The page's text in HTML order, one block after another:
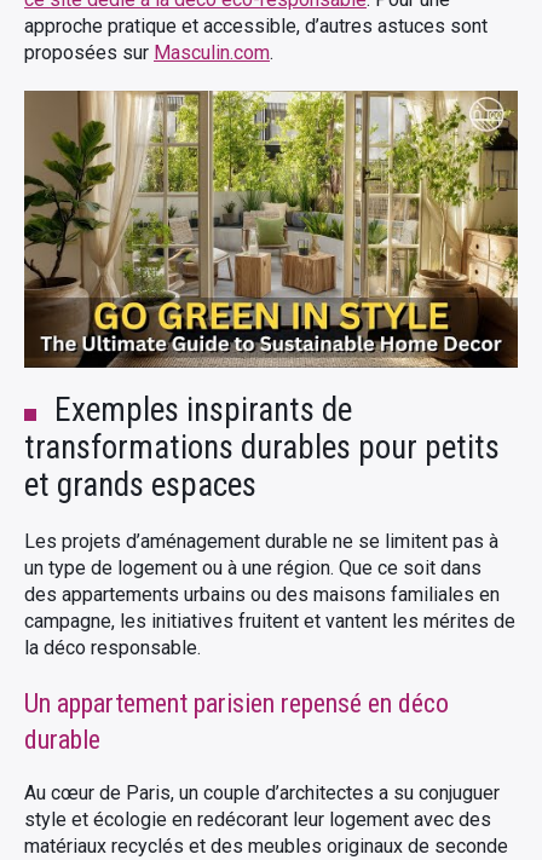
approche pratique et accessible, d’autres astuces sont
proposées sur Masculin.com.
Exemples inspirants de
transformations durables pour petits
et grands espaces
Les projets d’aménagement durable ne se limitent pas à
un type de logement ou à une région. Que ce soit dans
des appartements urbains ou des maisons familiales en
campagne, les initiatives fruitent et vantent les mérites de
la déco responsable.
Un appartement parisien repensé en déco
durable
Au cœur de Paris, un couple d’architectes a su conjuguer
style et écologie en redécorant leur logement avec des
matériaux recyclés et des meubles originaux de seconde